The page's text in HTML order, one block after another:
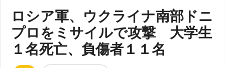
ロシア軍、ウクライナ南部ドニ
プロをミサイルで攻撃 大学生
１名死亡、負傷者１１名